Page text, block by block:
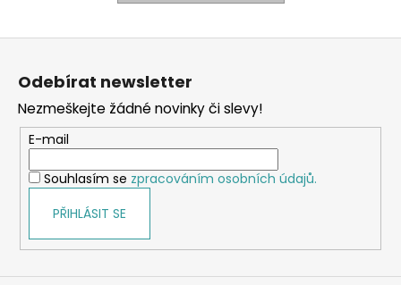
Z
Odebírat newsletter
Nezmeškejte žádné novinky či slevy!
E-mail
Souhlasím se zpracováním osobních údajů.
PŘIHLÁSIT SE